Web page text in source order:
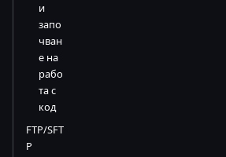
и
запо
чван
е на
рабо
та с
код
FTP/SFT
P